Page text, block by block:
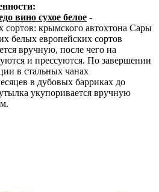
вино сухое белое -
сортов: крымского автохтона Сары
белых европейских сортов
вручную, после чего на
и прессуются. По завершении
в стальных чанах
в дубовых барриках до
укупоривается вручную